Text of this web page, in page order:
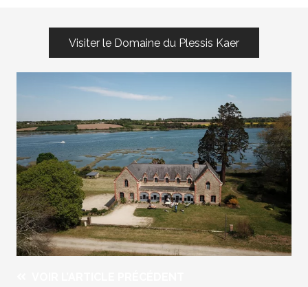
Visiter le Domaine du Plessis Kaer